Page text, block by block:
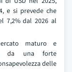
e si prevede che
7,2% dal 2026 al
maturo e
da una forte
delle